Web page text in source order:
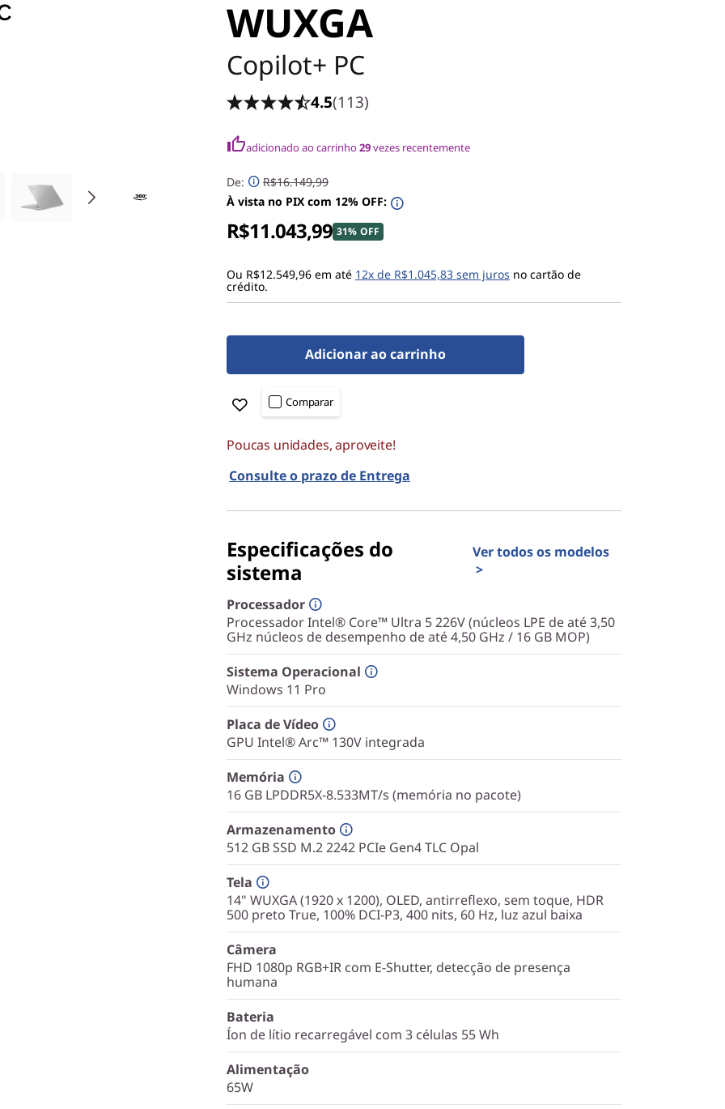
WUXGA
Copilot+ PC
4.5(113)
adicionado ao carrinho29vezes recentemente
De:
R$16.149,99
À vista no PIX com 12% OFF:
R$11.043,99 31% OFF
Ou R$12.549,96 em até 12x de R$1.045,83 sem juros no cartão de
crédito.
Adicionar ao carrinho
Comparar
Poucas unidades, aproveite!
Consulte o prazo de Entrega
Especificações do
sistema
Ver todos os modelos
>
Processador
Processador Intel® Core™ Ultra 5 226V (núcleos LPE de até 3,50
GHz núcleos de desempenho de até 4,50 GHz / 16 GB MOP)
Sistema Operacional
Windows 11 Pro
Placa de Vídeo
GPU Intel® Arc™ 130V integrada
Memória
16 GB LPDDR5X-8.533MT/s (memória no pacote)
Armazenamento
512 GB SSD M.2 2242 PCIe Gen4 TLC Opal
Tela
14" WUXGA (1920 x 1200), OLED, antirreflexo, sem toque, HDR
500 preto True, 100% DCI-P3, 400 nits, 60 Hz, luz azul baixa
Câmera
FHD 1080p RGB+IR com E-Shutter, detecção de presença
humana
Bateria
Íon de lítio recarregável com 3 células 55 Wh
Alimentação
65W